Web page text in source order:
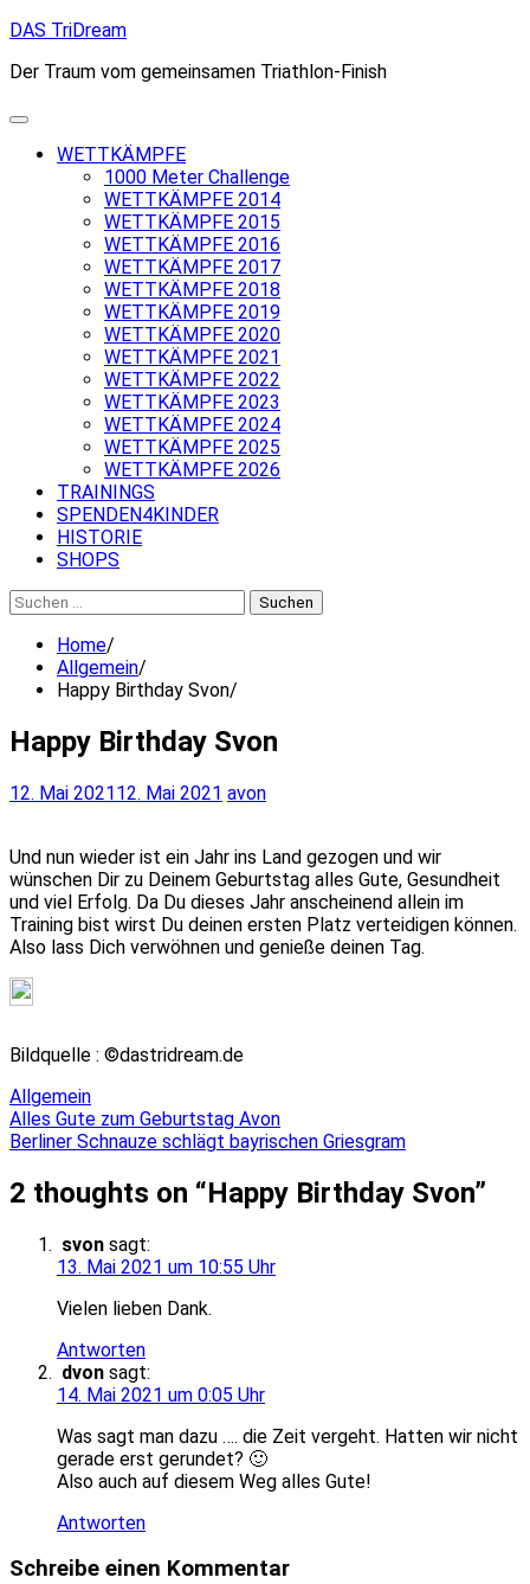
Skip
content
DAS TriDream
Der Traum vom gemeinsamen Triathlon-Finish
WETTKÄMPFE
1000 Meter Challenge
WETTKÄMPFE 2014
WETTKÄMPFE 2015
WETTKÄMPFE 2016
WETTKÄMPFE 2017
WETTKÄMPFE 2018
WETTKÄMPFE 2019
WETTKÄMPFE 2020
WETTKÄMPFE 2021
WETTKÄMPFE 2022
WETTKÄMPFE 2023
WETTKÄMPFE 2024
WETTKÄMPFE 2025
WETTKÄMPFE 2026
TRAININGS
SPENDEN4KINDER
HISTORIE
SHOPS
Suchen
nach:
Home
Allgemein
Happy Birthday Svon
Happy Birthday Svon
12. Mai 202112. Mai 2021 avon
Und nun wieder ist ein Jahr ins Land gezogen und wir
wünschen Dir zu Deinem Geburtstag alles Gute, Gesundheit
und viel Erfolg. Da Du dieses Jahr anscheinend allein im
Training bist wirst Du deinen ersten Platz verteidigen können.
Also lass Dich verwöhnen und genieße deinen Tag.
Bildquelle : ©dastridream.de
Allgemein
Beitragsnavigation
Alles Gute zum Geburtstag Avon
Berliner Schnauze schlägt bayrischen Griesgram
2 thoughts on “Happy Birthday Svon”
svon sagt:
13. Mai 2021 um 10:55 Uhr
Vielen lieben Dank.
Antworten
dvon sagt:
14. Mai 2021 um 0:05 Uhr
Was sagt man dazu …. die Zeit vergeht. Hatten wir nicht
gerade erst gerundet? 🙂
Also auch auf diesem Weg alles Gute!
Antworten
Schreibe einen Kommentar